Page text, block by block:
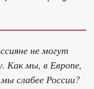
не могут
Как мы, в Европе,
слабее России?